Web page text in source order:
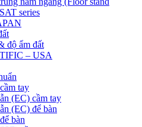
series
độ ẩm đất
– USA
tay
(EC) cầm tay
(EC) để bàn
bàn